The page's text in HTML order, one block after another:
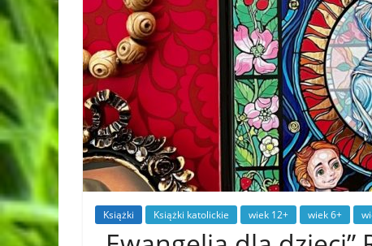
Książki Książki katolickie wiek 12+ wiek 6+